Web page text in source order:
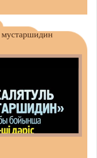
мустаршидин